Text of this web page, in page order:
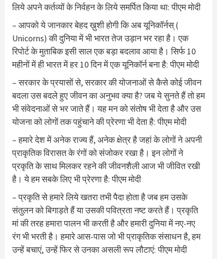
लिये अपने कर्तव्यों के निर्वहन के लिये समर्पित किया था: पीएम मोदी
– आपको ये जानकार बेहद ख़ुशी होगी कि अब यूनिकॉर्नस् (
Unicorns) की दुनिया में भी भारत तेज उड़ान भर रहा है। एक
रिपोर्ट के मुताबिक इसी साल एक बड़ा बदलाव आया है। सिर्फ 10
महीनों में ही भारत में हर 10 दिन में एक यूनिकॉर्न बना है: पीएम मोदी
– सरकार के प्रयासों से, सरकार की योजनाओं से कैसे कोई जीवन
बदला उस बदले हुए जीवन का अनुभव क्या है? जब ये सुनते हैं तो हम
भी संवेदनाओं से भर जाते हैं। यह मन को संतोष भी देता है और उस
योजना को लोगों तक पहुंचाने की प्रेरणा भी देता है: पीएम मोदी
– हमारे देश में अनेक राज्य हैं, अनेक क्षेत्र है जहां के लोगों ने अपनी
प्राकृतिक विरासत के रंगों को संजोकर रखा है। इन लोगों ने
प्रकृति के साथ मिलकर रहने की जीवनशैली आज भी जीवित रखी
है। ये हम सबके लिए भी प्रेरणा है: पीएम मोदी
– प्रकृति से हमारे लिये खतरा तभी पैदा होता है जब हम उसके
संतुलन को बिगाड़ते हैं या उसकी पवित्रता नष्ट करते हैं। प्रकृति
मां की तरह हमारा पालन भी करती है और हमारी दुनिया में नए-नए
रंग भी भरती है। हमारे आस-पास जो भी प्राकृतिक संसाधन है, हम
उन्हें बचाएं, उन्हें फिर से उनका असली रूप लौटाएं: पीएम मोदी